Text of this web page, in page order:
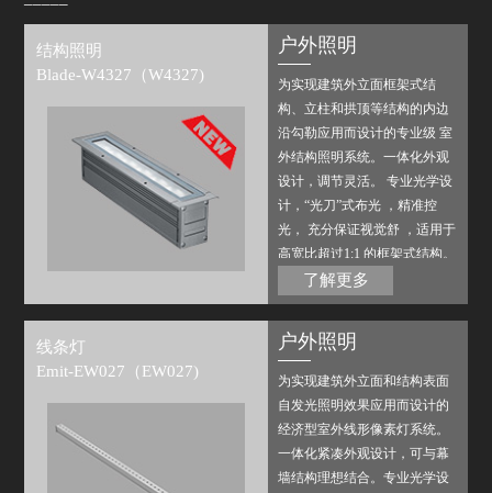
结构照明
Blade-W4327（W4327)
户外照明
为实现建筑外立面框架式结
构、立柱和拱顶等结构的内边
沿勾勒应用而设计的专业级 室
外结构照明系统。一体化外观
设计，调节灵活。 专业光学设
计，“光刀”式布光 ，精准控
光， 充分保证视觉舒 ，适用于
高宽比超过1:1 的框架式结构。
搭配磊飞内部或第三方标准控
制系统，可实现多种场景变
了解更多
线条灯
Emit-EW027（EW027)
户外照明
为实现建筑外立面和结构表面
自发光照明效果应用而设计的
经济型室外线形像素灯系统。
一体化紧凑外观设计，可与幕
墙结构理想结合。专业光学设